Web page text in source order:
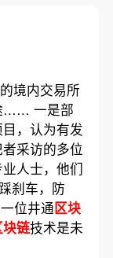
境内交易所
…… 一是部
，认为有发
采访的多位
人士，他们
刹车，防
位井通区块
块链技术是未